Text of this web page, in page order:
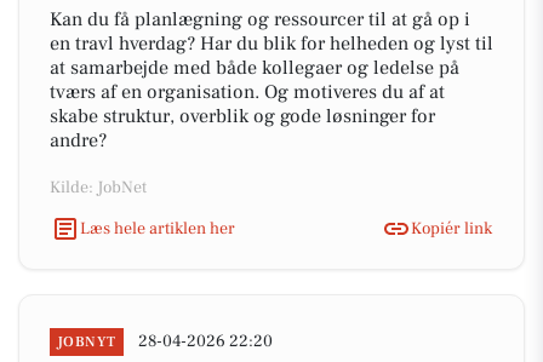
Kan du få planlægning og ressourcer til at gå op i
en travl hverdag? Har du blik for helheden og lyst til
at samarbejde med både kollegaer og ledelse på
tværs af en organisation. Og motiveres du af at
skabe struktur, overblik og gode løsninger for
andre?
Kilde: JobNet
Læs hele artiklen her
Kopiér link
JOBNYT 28-04-2026 22:20